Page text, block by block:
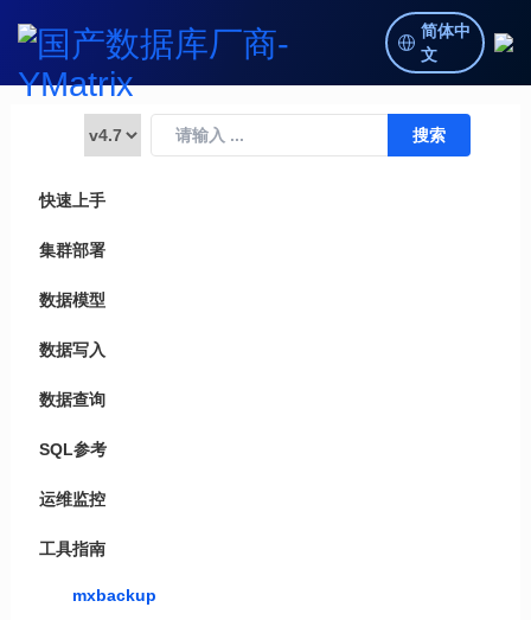
简体中
文
快速上手
集群部署
数据模型
数据写入
数据查询
SQL参考
运维监控
工具指南
mxbackup